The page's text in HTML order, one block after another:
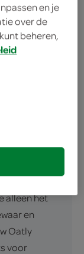
De Oatly
bij SPAR
is een
van Lang
dat je in elke
alleen het
en
Oatly
voor
en je
over de
beheren,